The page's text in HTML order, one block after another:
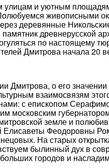
и уютным
живописными
деревянные
древнерусской
по настоящему
Дмитрова начала 20
Дмитрова, о его
взаимосвязям
с епископом
московским
земле и
Елисаветы Феодоровны
На старых
былинный дух в
городов и